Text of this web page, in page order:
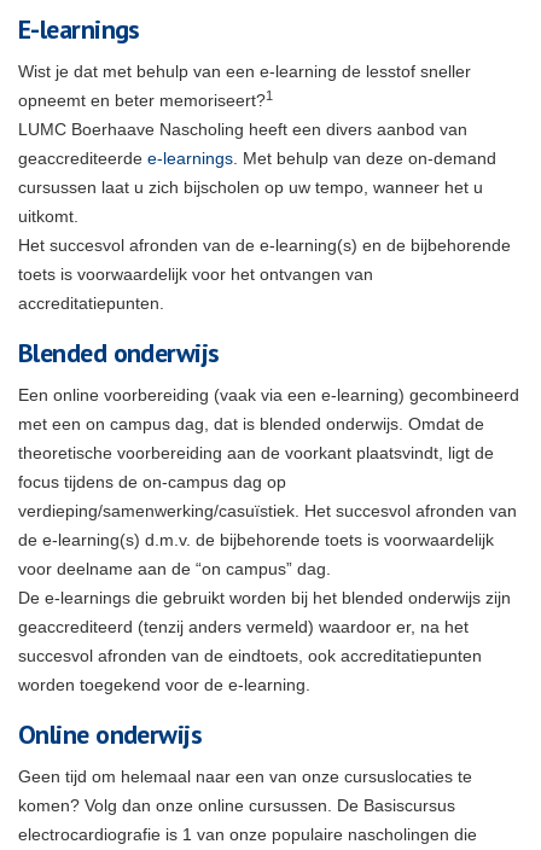
E-learnings
Wist je dat met behulp van een e-learning de lesstof sneller
opneemt en beter memoriseert?1
LUMC Boerhaave Nascholing heeft een divers aanbod van
geaccrediteerde e-learnings . Met behulp van deze on-demand
cursussen laat u zich bijscholen op uw tempo, wanneer het u
uitkomt.
Het succesvol afronden van de e-learning(s) en de bijbehorende
toets is voorwaardelijk voor het ontvangen van
accreditatiepunten.
Blended onderwijs
Een online voorbereiding (vaak via een e-learning) gecombineerd
met een on campus dag, dat is blended onderwijs. Omdat de
theoretische voorbereiding aan de voorkant plaatsvindt, ligt de
focus tijdens de on-campus dag op
verdieping/samenwerking/casuïstiek. Het succesvol afronden van
de e-learning(s) d.m.v. de bijbehorende toets is voorwaardelijk
voor deelname aan de “on campus” dag.
De e-learnings die gebruikt worden bij het blended onderwijs zijn
geaccrediteerd (tenzij anders vermeld) waardoor er, na het
succesvol afronden van de eindtoets, ook accreditatiepunten
worden toegekend voor de e-learning.
Online onderwijs
Geen tijd om helemaal naar een van onze cursuslocaties te
komen? Volg dan onze online cursussen. De Basiscursus
electrocardiografie is 1 van onze populaire nascholingen die